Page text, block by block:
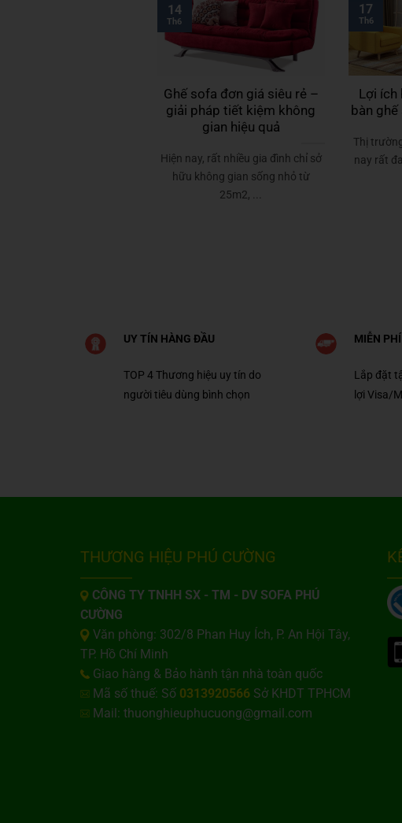
Ghế sofa đơn giá siêu rẻ –
giải pháp tiết kiệm không
gian hiệu quả
Hiện nay, rất nhiều gia đình chỉ sở
hữu không gian sống nhỏ từ
25m2, ...
14
Th6
Lợi ích
bàn
Thị
nay rất
17
Th6
UY TÍN HÀNG ĐẦU
TOP 4 Thương hiệu uy tín do
người tiêu dùng bình chọn
MIỄN
Lắp đặt
lợi Visa/
THƯƠNG HIỆU PHÚ CƯỜNG
CÔNG TY TNHH SX - TM - DV SOFA PHÚ
CƯỜNG
Văn phòng: 302/8 Phan Huy Ích, P. An Hội Tây,
TP. Hồ Chí Minh
Giao hàng & Bảo hành tận nhà toàn quốc
Mã số thuế: Số 0313920566 Sở KHDT TPHCM
Mail: thuonghieuphucuong@gmail.com